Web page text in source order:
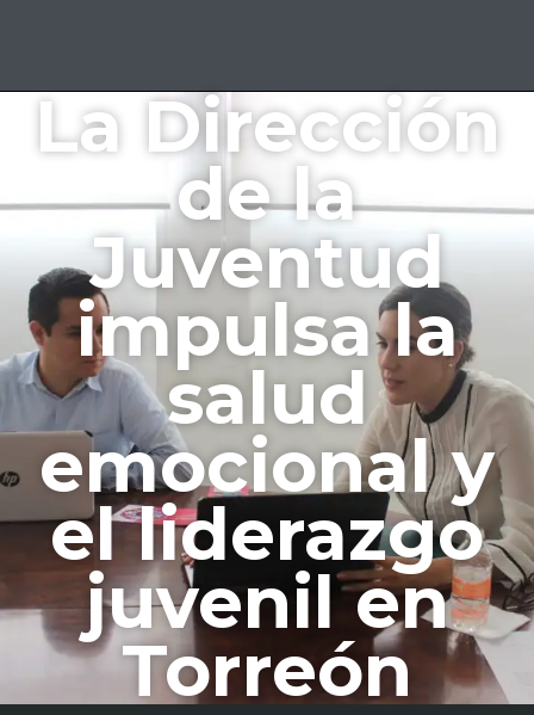
La Dirección
de la
Juventud
impulsa la
salud
emocional y
el liderazgo
juvenil en
Torreón